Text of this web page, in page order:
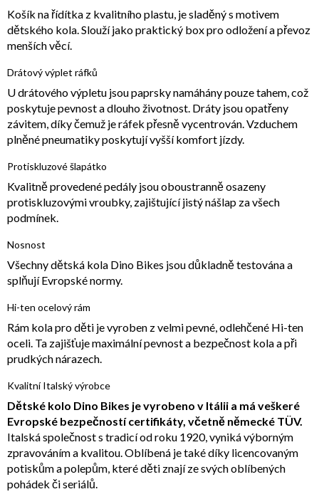
Košík na řídítka z kvalitního plastu, je sladěný s motivem
dětského kola. Slouží jako praktický box pro odložení a převoz
menších věcí.
Drátový výplet ráfků
U drátového výpletu jsou paprsky namáhány pouze tahem, což
poskytuje pevnost a dlouho životnost. Dráty jsou opatřeny
závitem, díky čemuž je ráfek přesně vycentrován. Vzduchem
plněné pneumatiky poskytují vyšší komfort jízdy.
Protiskluzové šlapátko
Kvalitně provedené pedály jsou oboustranně osazeny
protiskluzovými vroubky, zajištující jistý nášlap za všech
podmínek.
Nosnost
Všechny dětská kola Dino Bikes jsou důkladně testována a
splňují Evropské normy.
Hi-ten ocelový rám
Rám kola pro děti je vyroben z velmi pevné, odlehčené Hi-ten
oceli. Ta zajišťuje maximální pevnost a bezpečnost kola a při
prudkých nárazech.
Kvalitní Italský výrobce
Dětské kolo Dino Bikes je vyrobeno v Itálii a má veškeré
Evropské bezpečností certifikáty, včetně německé TÜV.
Italská společnost s tradicí od roku 1920, vyniká výborným
zpravováním a kvalitou. Oblíbená je také díky licencovaným
potiskům a polepům, které děti znají ze svých oblíbených
pohádek či seriálů.